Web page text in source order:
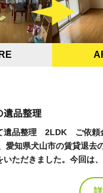
遺品整理
遺品整理 2LDK ご依頼
愛知県犬山市の賃貸退去
いただきました。今回は